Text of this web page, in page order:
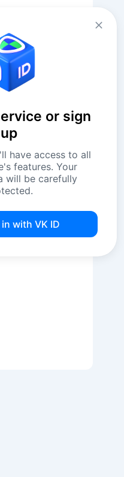
or sign
up
have access to all
features. Your
will be carefully
with VK ID